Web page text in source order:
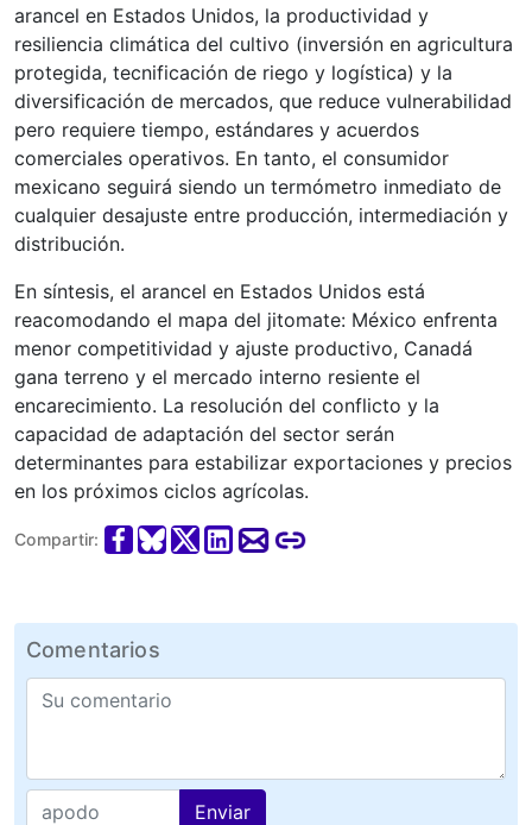
arancel en Estados Unidos, la productividad y
resiliencia climática del cultivo (inversión en agricultura
protegida, tecnificación de riego y logística) y la
diversificación de mercados, que reduce vulnerabilidad
pero requiere tiempo, estándares y acuerdos
comerciales operativos. En tanto, el consumidor
mexicano seguirá siendo un termómetro inmediato de
cualquier desajuste entre producción, intermediación y
distribución.
En síntesis, el arancel en Estados Unidos está
reacomodando el mapa del jitomate: México enfrenta
menor competitividad y ajuste productivo, Canadá
gana terreno y el mercado interno resiente el
encarecimiento. La resolución del conflicto y la
capacidad de adaptación del sector serán
determinantes para estabilizar exportaciones y precios
en los próximos ciclos agrícolas.
Compartir:
Comentarios
Enviar